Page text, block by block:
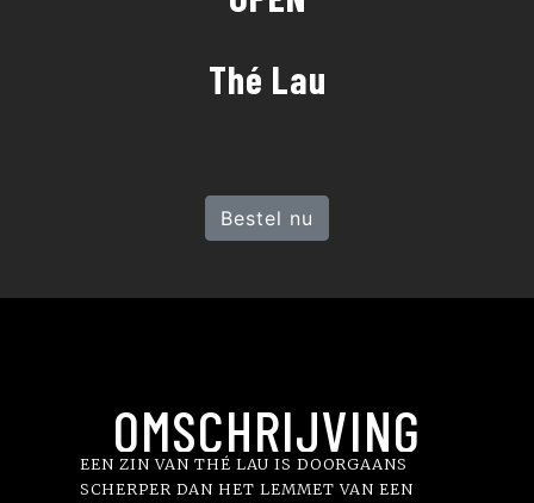
Thé Lau
Bestel nu
OMSCHRIJVING
EEN ZIN VAN THÉ LAU IS DOORGAANS
SCHERPER DAN HET LEMMET VAN EEN